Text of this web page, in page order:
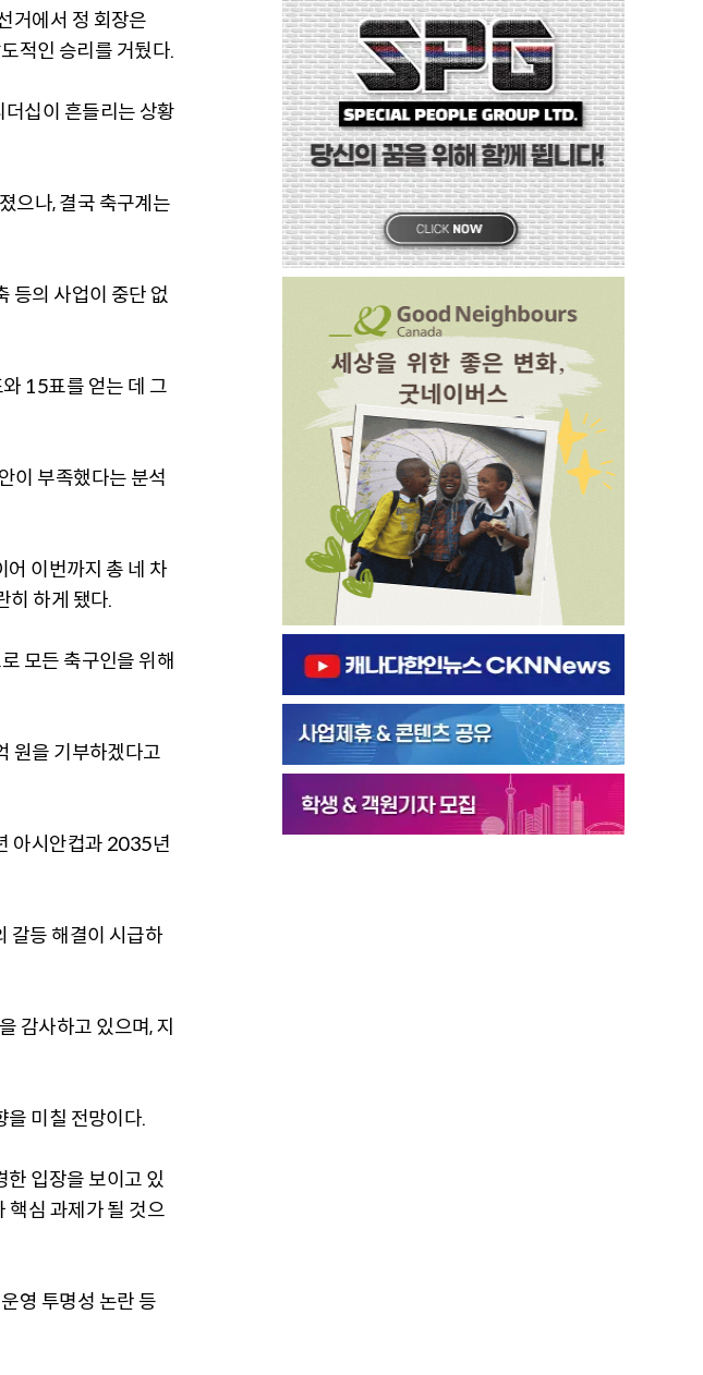
거에서 정 회장은
적인 승리를 거뒀다.
십이 흔들리는 상황
으나, 결국 축구계는
등의 사업이 중단 없
15표를 얻는 데 그
이 부족했다는 분석
이번까지 총 네 차
히 하게 됐다.
모든 축구인을 위해
원을 기부하겠다고
아시안컵과 2035년
갈등 해결이 시급하
감사하고 있으며, 지
을 미칠 전망이다.
한 입장을 보이고 있
핵심 과제가 될 것으
영 투명성 논란 등